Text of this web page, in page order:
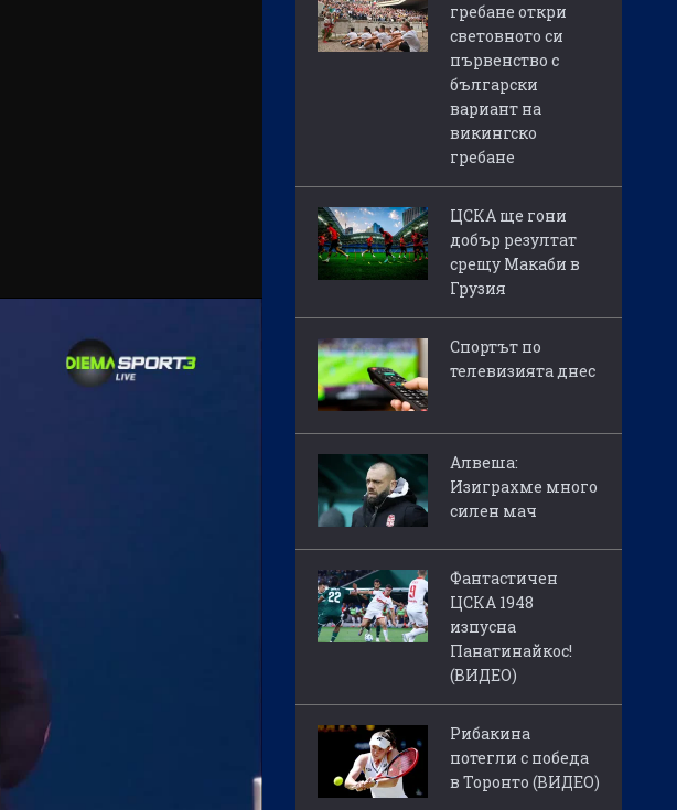
гребане откри
световното си
първенство с
български
вариант на
викингско
гребане
ЦСКА ще гони
добър резултат
срещу Макаби в
Грузия
Спортът по
телевизията днес
Алвеша:
Изиграхме много
силен мач
Фантастичен
ЦСКА 1948
изпусна
Панатинайкос!
(ВИДЕО)
Рибакина
потегли с победа
в Торонто (ВИДЕО)